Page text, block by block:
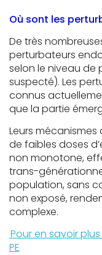
Où sont les
De très
perturbateurs
selon le niveau de
suspecté). Les
connus
que la partie
Leurs
de faibles doses
non monotone,
trans-
population, sans
non exposé,
complexe.
Pour en savoir
PE